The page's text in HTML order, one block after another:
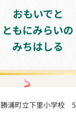
おもいでと
ともにみらいの
みちはしる
浦町立下里小学校